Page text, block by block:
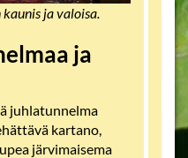
ja valoisa.
ja
juhlatunnelma
kartano,
järvimaisema